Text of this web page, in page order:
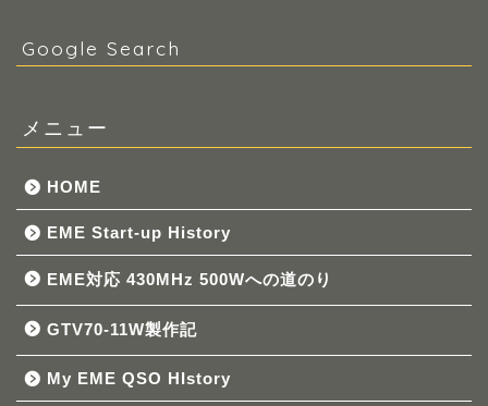
Google Search
メニュー
HOME
EME Start-up History
EME対応 430MHz 500Wへの道のり
GTV70-11W製作記
My EME QSO HIstory